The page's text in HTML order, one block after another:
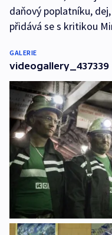
daňový poplatníku,
přidává se s kritikou
GALERIE
videogallery_437339